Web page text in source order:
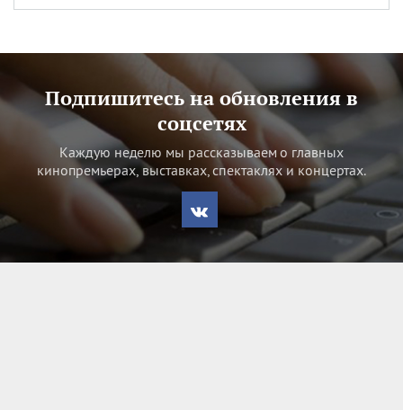
Подпишитесь на обновления в
соцсетях
Каждую неделю мы рассказываем о главных
кинопремьерах, выставках, спектаклях и концертах.